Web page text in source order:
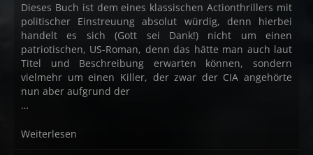
Dieses Buch ist dem eines klassischen Actionthrillers mit
politischer Einstreuung absolut würdig, denn hierbei
handelt es sich (Gott sei Dank!) nicht um einen
patriotischen, US-Roman, denn das hätte man auch laut
Titel und Beschreibung erwarten können, sondern
vielmehr um einen Killer, der zwar der CIA angehörte
nun aber aufgrund der
…
Weiterlesen